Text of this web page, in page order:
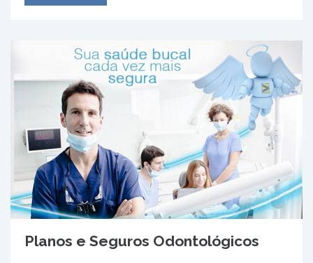
Planos e Seguros Odontológicos